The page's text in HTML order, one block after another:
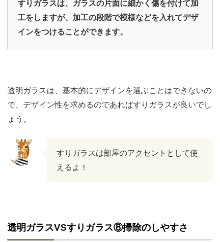
すりガラスは、ガラスの片面に細かく傷を付けて加
工をしますが、加工の段階で模様などを入れてデザ
インをつけることができます。
透明ガラスは、基本的にデザインを選ぶことはできないの
で、デザイン性を求めるのであればすりガラスが良いでし
ょう。
すりガラスは部屋のアクセントとして使
えるよ！
透明ガラスVSすりガラス⑧掃除のしやすさ